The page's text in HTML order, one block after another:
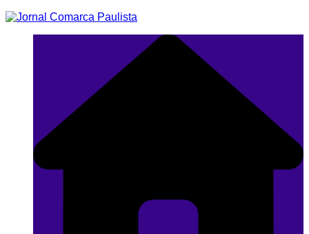
Ir